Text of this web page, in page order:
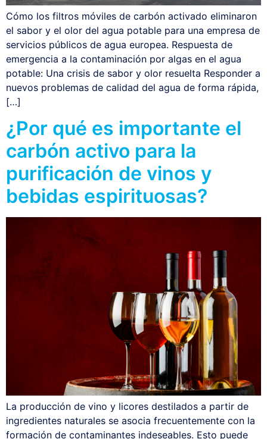
Cómo los filtros móviles de carbón activado eliminaron
el sabor y el olor del agua potable para una empresa de
servicios públicos de agua europea. Respuesta de
emergencia a la contaminación por algas en el agua
potable: Una crisis de sabor y olor resuelta Responder a
nuevos problemas de calidad del agua de forma rápida,
[…]
¿Por qué es importante el
carbón activo para la
purificación de vinos y
bebidas espirituosas?
La producción de vino y licores destilados a partir de
ingredientes naturales se asocia frecuentemente con la
formación de contaminantes indeseables. Esto puede